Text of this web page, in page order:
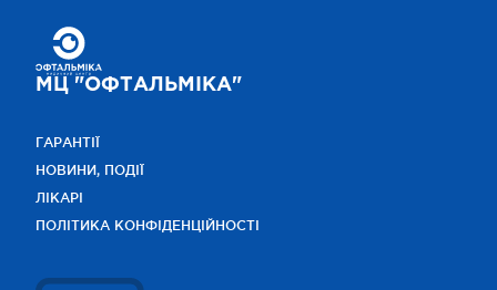
МЦ "ОФТАЛЬМІКА"
ГАРАНТІЇ
НОВИНИ, ПОДІЇ
ЛІКАРІ
ПОЛІТИКА КОНФІДЕНЦІЙНОСТІ